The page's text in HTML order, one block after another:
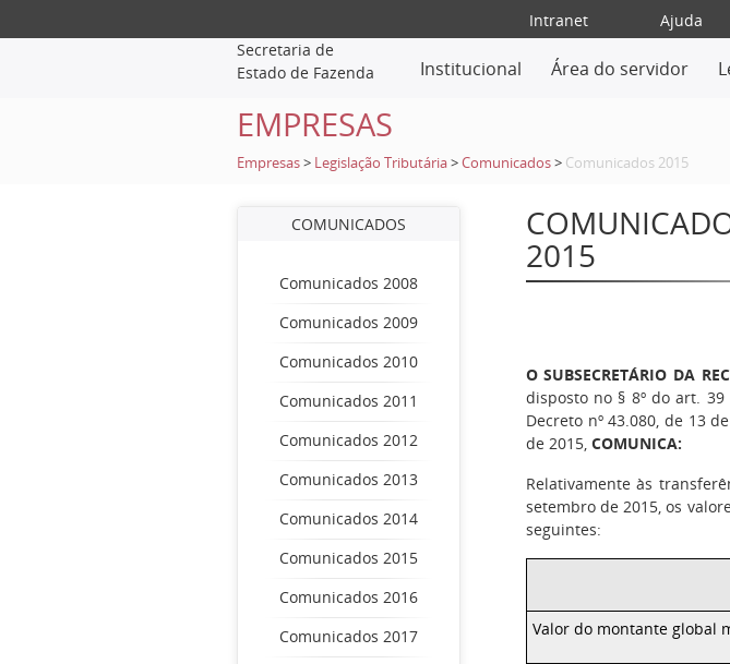
Intranet Ajuda
Secretaria de
Estado de Fazenda
Institucional Área do servidor
EMPRESAS
Empresas > Legislação Tributária >Comunicados > Comunicados 2015
COMUNICADOS
Comunicados 2008
Comunicados 2009
Comunicados 2010
Comunicados 2011
Comunicados 2012
Comunicados 2013
Comunicados 2014
Comunicados 2015
Comunicados 2016
Comunicados 2017
2015
O SUBSECRETÁRIO DA
disposto no § 8º do art. 39
Decreto nº 43.080, de 13
de 2015, COMUNICA:
Relativamente às
setembro de 2015, os
seguintes:
Valor do montante global